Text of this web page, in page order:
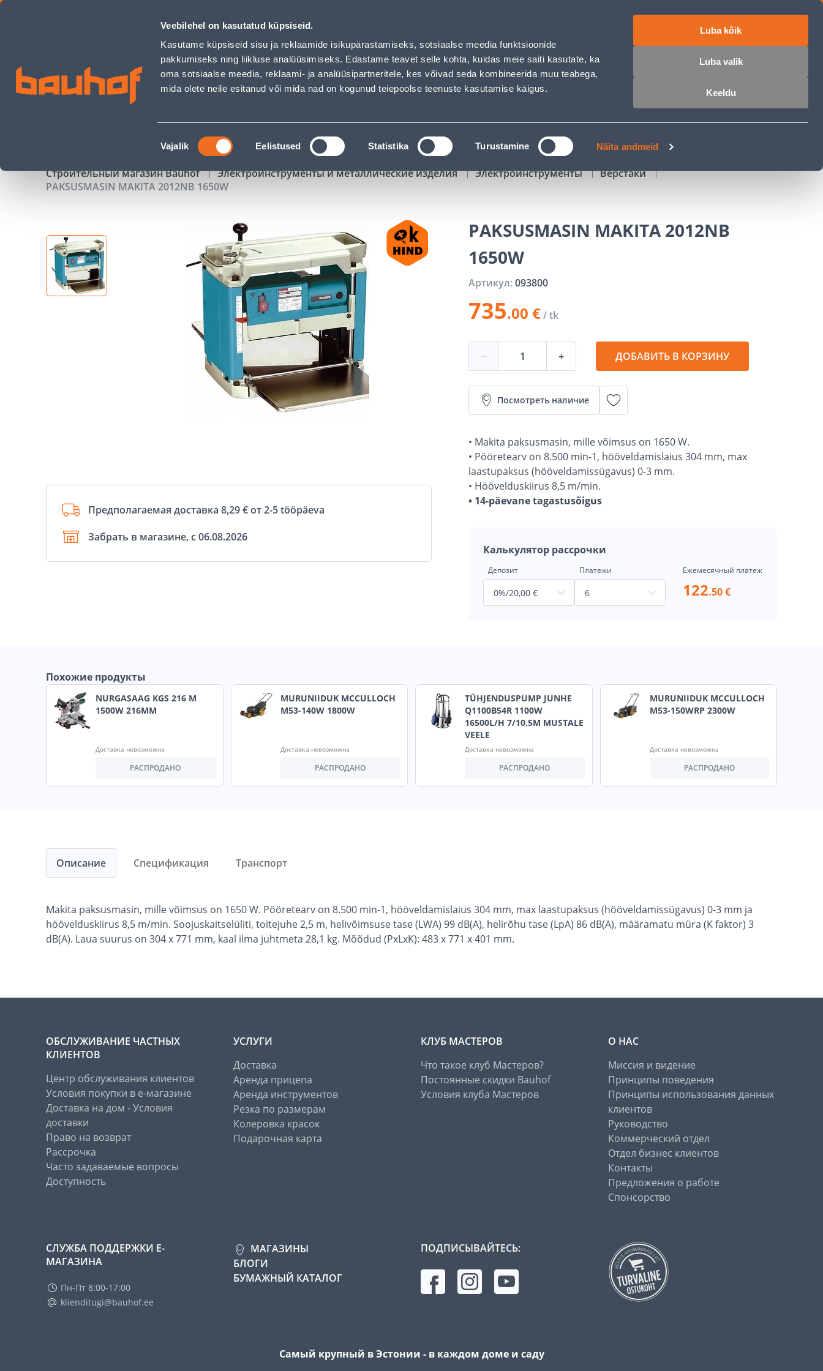
Veebilehel on kasutatud küpsiseid.
Kasutame küpsiseid sisu ja reklaamide isikupärastamiseks, sotsiaalse meedia funktsioonide
pakkumiseks ning liikluse analüüsimiseks. Edastame teavet selle kohta, kuidas meie saiti kasutate, ka
oma sotsiaalse meedia, reklaami- ja analüüsipartneritele, kes võivad seda kombineerida muu teabega,
mida olete neile esitanud või mida nad on kogunud teiepoolse teenuste kasutamise käigus.
Nõusoleku
valik
Vajalik Eelistused Statistika Turustamine Näita andmeid
Luba kõik
Luba valik
Keeldu
PAKSUSMASIN MAKITA 2012NB 1650W - Bauhof has loaded
Обслуживание бизнес-клиентов Обслуживание частных клиентов Услуги Предложения о работе
ПОИСК
АКЦИИ КАТАЛОГИ АРЕНДА ИНСТРУМЕНТОВ РАССРОЧКА
Строительный магазин Bauhof Электроинструменты и металлические изделия Электроинструменты
Верстаки
PAKSUSMASIN MAKITA 2012NB 1650W
Предполагаемая доставка 8,29 € от 2-5 tööpäeva
Забрать в магазине, с 06.08.2026
PAKSUSMASIN MAKITA 2012NB
1650W
Артикул:093800
735.00 €/ tk
− + ДОБАВИТЬ В КОРЗИНУ
Посмотреть наличие
• Makita paksusmasin, mille võimsus on 1650 W.
• Pööretearv on 8.500 min-1, hööveldamislaius 304 mm, max
laastupaksus (hööveldamissügavus) 0-3 mm.
• Höövelduskiirus 8,5 m/min.
• 14-päevane tagastusõigus
Калькулятор рассрочки
Депозит Платежи Ежемесячный платеж
122.50 €
Похожие продукты
NURGASAAG KGS 216 M
1500W 216MM
Доставка невозможна
РАСПРОДАНО
MURUNIIDUK MCCULLOCH
M53-140W 1800W
Доставка невозможна
РАСПРОДАНО
TÜHJENDUSPUMP JUNHE
Q1100B54R 1100W
16500L/H 7/10,5M MUSTALE
VEELE
Доставка невозможна
РАСПРОДАНО
MURUNIIDUK MCCULLOCH
M53-150WRP 2300W
Доставка невозможна
РАСПРОДАНО
Описание
Makita paksusmasin, mille võimsus on 1650 W. Pööretearv on 8.500 min-1, hööveldamislaius 304 mm, max laastupaksus (hööveldamissügavus) 0-3 mm ja
höövelduskiirus 8,5 m/min. Soojuskaitselüliti, toitejuhe 2,5 m, helivõimsuse tase (LWA) 99 dB(A), helirõhu tase (LpA) 86 dB(A), määramatu müra (K faktor) 3
dB(A). Laua suurus on 304 x 771 mm, kaal ilma juhtmeta 28,1 kg. Mõõdud (PxLxK): 483 x 771 x 401 mm.
Спецификация Транспорт
ОБСЛУЖИВАНИЕ ЧАСТНЫХ
КЛИЕНТОВ
Центр обслуживания клиентов
Условия покупки в е-магазине
Доставка на дом - Условия
доставки
Право на возврат
Рассрочка
Часто задаваемые вопросы
Доступность
УСЛУГИ
Доставка
Аренда прицепа
Аренда инструментов
Резка по размерам
Колеровка красок
Подарочная карта
КЛУБ МАСТЕРОВ
Что такое клуб Мастеров?
Постоянные скидки Bauhof
Условия клуба Мастеров
О НАС
Миссия и видение
Принципы поведения
Принципы использования данных
клиентов
Руководство
Коммерческий отдел
Отдел бизнес клиентов
Контакты
Предложения о работе
Спонсорство
СЛУЖБА ПОДДЕРЖКИ Е-
МАГАЗИНА
Пн-Пт 8:00-17:00
klienditugi@bauhof.ee
МАГАЗИНЫ
БЛОГИ
БУМАЖНЫЙ КАТАЛОГ
ПОДПИСЫВАЙТЕСЬ:
Самый крупный в Эстонии - в каждом доме и саду